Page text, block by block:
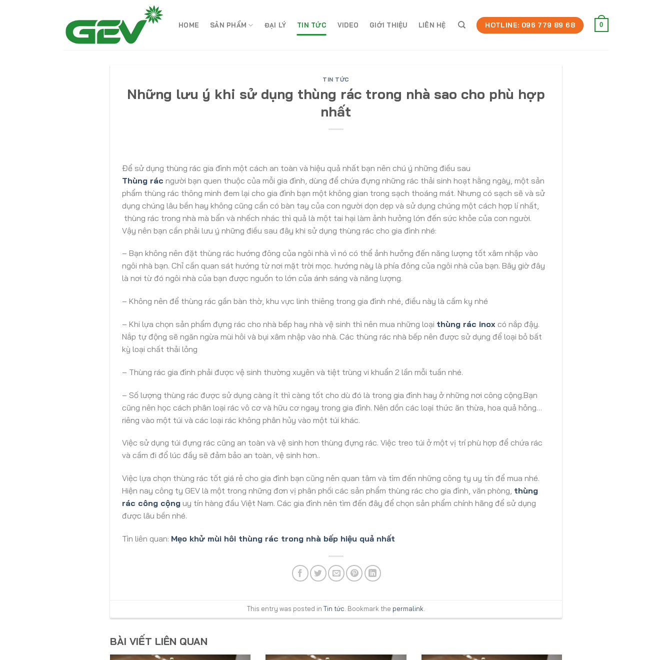
HOME SẢN PHẨM ĐẠI LÝ TIN TỨC VIDEO GIỚI THIỆU LIÊN HỆ HOTLINE: 096 779 89 68 0
TIN TỨC
Những lưu ý khi sử dụng thùng rác trong nhà sao cho phù hợp
nhất
Để sử dụng thùng rác gia đình một cách an toàn và hiệu quả nhất bạn nên chú ý những điều sau
Thùng rác người bạn quen thuộc của mỗi gia đình, dùng để chứa đựng những rác thải sinh hoạt hằng ngày, một sản
phẩm thùng rác thông minh đem lại cho gia đình bạn một không gian trong sạch thoáng mát. Nhưng có sạch sẽ và sử
dụng chúng lâu bền hay không cũng cần có bàn tay của con người dọn dẹp và sử dụng chúng một cách hợp lí nhất,
thùng rác trong nhà mà bẩn và nhếch nhác thì quả là một tai hại làm ảnh hưởng lớn đến sức khỏe của con người.
Vậy nên bạn cần phải lưu ý những điều sau đây khi sử dụng thùng rác cho gia đình nhé:
– Bạn không nên đặt thùng rác hướng đông của ngôi nhà vì nó có thể ảnh hưởng đến năng lượng tốt xâm nhập vào
ngôi nhà bạn. Chỉ cần quan sát hướng từ nơi mặt trời mọc. hướng này là phía đông của ngôi nhà của bạn. Bây giờ đây
là nơi từ đó ngôi nhà của bạn được nguồn to lớn của ánh sáng và năng lượng.
– Không nên để thùng rác gần bàn thờ, khu vực linh thiêng trong gia đình nhé, điều này là cấm kỵ nhé
– Khi lựa chọn sản phẩm đựng rác cho nhà bếp hay nhà vệ sinh thì nên mua những loại thùng rác inox có nắp đậy.
Nắp tự động sẽ ngăn ngừa mùi hôi và bụi xâm nhập vào nhà. Các thùng rác nhà bếp nên được sử dụng để loại bỏ bất
kỳ loại chất thải lỏng
– Thùng rác gia đình phải được vệ sinh thường xuyên và tiệt trùng vi khuẩn 2 lần mỗi tuần nhé.
– Số lượng thùng rác được sử dụng càng ít thì càng tốt cho dù đó là trong gia đình hay ở những nơi công cộng.Bạn
cũng nên học cách phân loại rác vô cơ và hữu cơ ngay trong gia đình. Nên dồn các loại thức ăn thừa, hoa quả hỏng…
riêng vào một túi và các loại rác không phân hủy vào một túi khác.
Việc sử dụng túi đựng rác cũng an toàn và vệ sinh hơn thùng đựng rác. Việc treo túi ở một vị trí phù hợp để chứa rác
và cầm đi đổ lúc đầy sẽ đảm bảo an toàn, vệ sinh hơn..
Việc lựa chọn thùng rác tốt giá rẻ cho gia đình bạn cũng nên quan tâm và tìm đến những công ty uy tín để mua nhé.
Hiện nay công ty GEV là một trong những đơn vị phân phối các sản phẩm thùng rác cho gia đình, văn phòng, thùng
rác công cộng uy tín hàng đầu Việt Nam. Các gia đình nên tìm đến đây để chọn sản phẩm chính hãng để sử dụng
được lâu bền nhé.
Tìn liên quan: Mẹo khử mùi hôi thùng rác trong nhà bếp hiệu quả nhất
This entry was posted in Tin tức. Bookmark the permalink.
BÀI VIẾT LIÊN QUAN